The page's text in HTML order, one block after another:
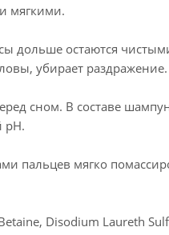
мягкими.
дольше остаются
убирает раздражение.
сном. В составе
pH.
пальцев мягко
Disodium Laureth